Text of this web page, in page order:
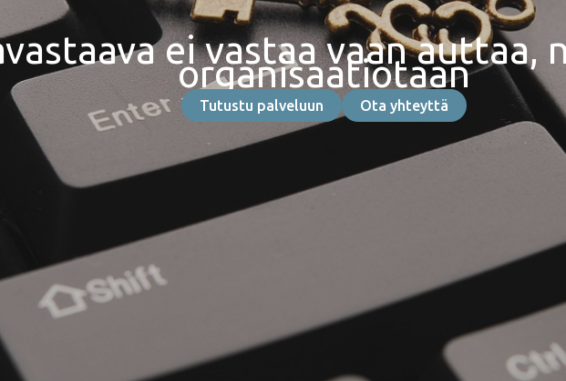
ei vastaa vaan auttaa,
organisaatiotaan
Tutustu palveluun Ota yhteyttä